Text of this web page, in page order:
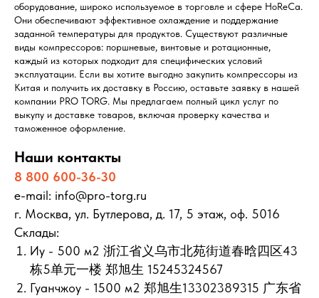
оборудование, широко используемое в торговле и сфере HoReCa.
Они обеспечивают эффективное охлаждение и поддержание
заданной температуры для продуктов. Существуют различные
виды компрессоров: поршневые, винтовые и ротационные,
каждый из которых подходит для специфических условий
эксплуатации. Если вы хотите выгодно закупить компрессоры из
Китая и получить их доставку в Россию, оставьте заявку в нашей
компании PRO TORG. Мы предлагаем полный цикл услуг по
выкупу и доставке товаров, включая проверку качества и
таможенное оформление.
Наши контакты
8 800 600-36-30
e-mail: info@pro-torg.ru
г. Москва, ул. Бутлерова, д. 17, 5 этаж, оф. 5016
Склады:
Иу - 500 м2 浙江省义乌市北苑街道春晗四区43
栋5单元一楼 郑旭生 15245324567
Гуанчжоу - 1500 м2 郑旭生13302389315 广东省